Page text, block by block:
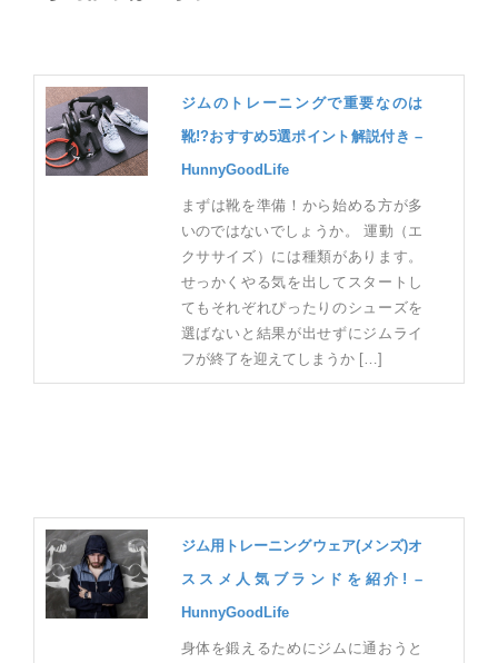
ジムのトレーニングで重要なのは
靴!?おすすめ5選ポイント解説付き –
HunnyGoodLife
まずは靴を準備！から始める方が多
いのではないでしょうか。 運動（エ
クササイズ）には種類があります。
せっかくやる気を出してスタートし
てもそれぞれぴったりのシューズを
選ばないと結果が出せずにジムライ
フが終了を迎えてしまうか […]
ジム用トレーニングウェア(メンズ)オ
ススメ人気ブランドを紹介! –
HunnyGoodLife
身体を鍛えるためにジムに通おうと